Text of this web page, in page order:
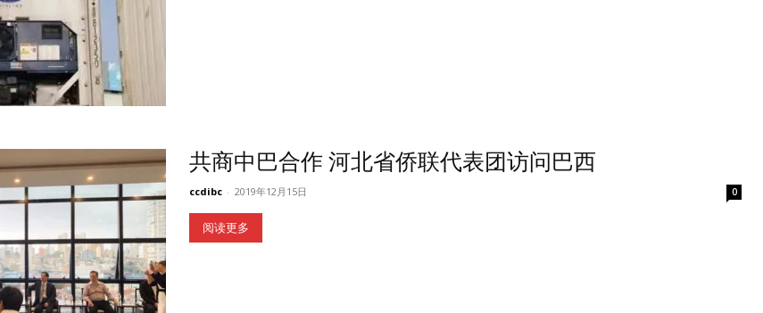
共商中巴合作 河北省侨联代表团访问巴西
ccdibc - 2019年12月15日 0
阅读更多